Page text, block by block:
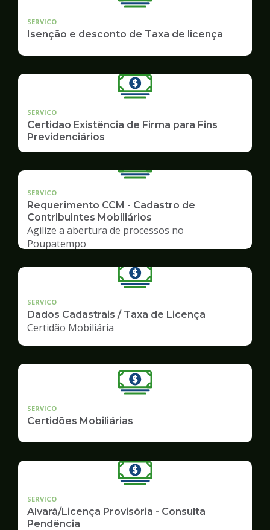
SERVICO
Isenção e desconto de Taxa de licença
SERVICO
Certidão Existência de Firma para Fins
Previdenciários
SERVICO
Requerimento CCM - Cadastro de
Contribuintes Mobiliários
Agilize a abertura de processos no
Poupatempo
SERVICO
Dados Cadastrais / Taxa de Licença
Certidão Mobiliária
SERVICO
Certidões Mobiliárias
SERVICO
Alvará/Licença Provisória - Consulta
Pendência